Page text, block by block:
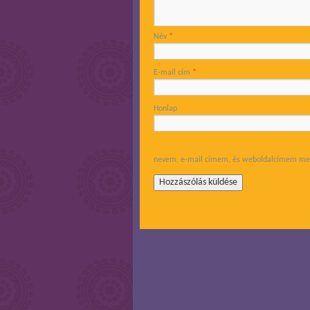
Név *
E-mail cím *
Honlap
nevem, e-mail címem, és weboldalcímem